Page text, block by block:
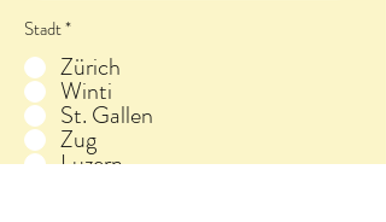
Stadt*
Zürich
Winti
St. Gallen
Zug
Luzern